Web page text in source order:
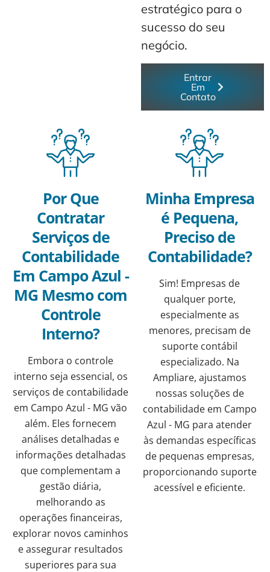
estratégico para o
sucesso do seu
negócio.
Entrar
Em
Contato
Por Que
Contratar
Serviços de
Contabilidade
Em Campo Azul -
MG Mesmo com
Controle
Interno?
Embora o controle
interno seja essencial, os
serviços de contabilidade
em Campo Azul - MG vão
além. Eles fornecem
análises detalhadas e
informações detalhadas
que complementam a
gestão diária,
melhorando as
operações financeiras,
explorar novos caminhos
e assegurar resultados
superiores para sua
Minha Empresa
é Pequena,
Preciso de
Contabilidade?
Sim! Empresas de
qualquer porte,
especialmente as
menores, precisam de
suporte contábil
especializado. Na
Ampliare, ajustamos
nossas soluções de
contabilidade em Campo
Azul - MG para atender
às demandas específicas
de pequenas empresas,
proporcionando suporte
acessível e eficiente.